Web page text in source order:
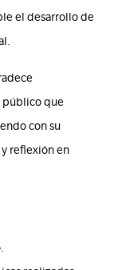
el desarrollo de
público que
con su
reflexión en